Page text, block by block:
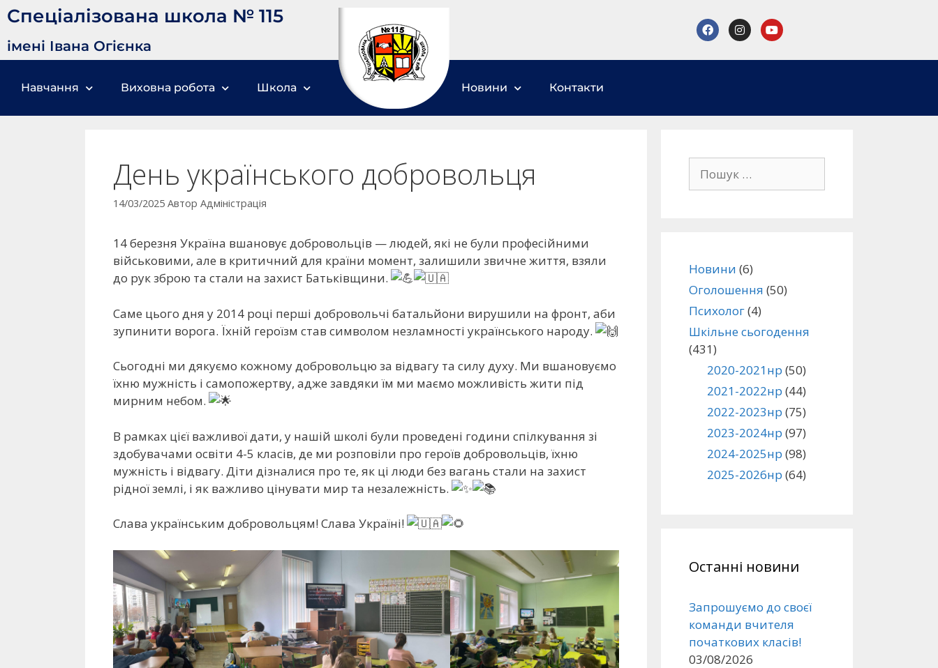
Спеціалізована школа № 115
імені Івана Огієнка
Навчання Виховна робота Школа Новини Контакти
День українського добровольця
14/03/2025 Автор Адміністрація
14 березня Україна вшановує добровольців — людей, які не були професійними
військовими, але в критичний для країни момент, залишили звичне життя, взяли
до рук зброю та стали на захист Батьківщини.
Саме цього дня у 2014 році перші добровольчі батальйони вирушили на фронт, аби
зупинити ворога. Їхній героїзм став символом незламності українського народу.
Сьогодні ми дякуємо кожному добровольцю за відвагу та силу духу. Ми вшановуємо
їхню мужність і самопожертву, адже завдяки їм ми маємо можливість жити під
мирним небом.
В рамках цієї важливої дати, у нашій школі були проведені години спілкування зі
здобувачами освіти 4-5 класів, де ми розповіли про героїв добровольців, їхню
мужність і відвагу. Діти дізналися про те, як ці люди без вагань стали на захист
рідної землі, і як важливо цінувати мир та незалежність.
Слава українським добровольцям! Слава Україні!
Новини (6)
Оголошення (50)
Психолог(4)
Шкільне сьогодення
(431)
2020-2021нр (50)
2021-2022нр (44)
2022-2023нр (75)
2023-2024нр (97)
2024-2025нр (98)
2025-2026нр (64)
Останні новини
Запрошуємо до своєї
команди вчителя
початкових класів!
03/08/2026